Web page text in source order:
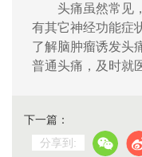
头痛虽然常见
有其它神经功能症
了解脑肿瘤诱发头
普通头痛，及时就
下一篇：
分享到: